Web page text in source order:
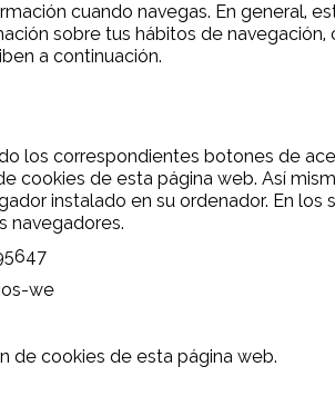
cuando navegas. En general,
sobre tus hábitos de
a continuación.
los correspondientes botones de
de esta página web. Así
instalado en su ordenador. En los
navegadores.
we
de cookies de esta página web.